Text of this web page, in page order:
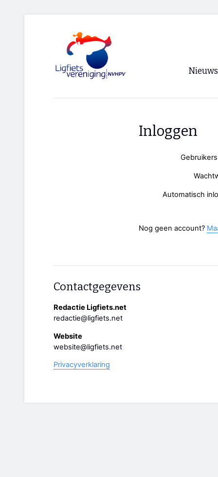
Nieuws
Inloggen
Automatisch
Nog geen account?
Contactgegevens
Redactie Ligfiets.net
redactie@ligfiets.net
Website
website@ligfiets.net
Privacyverklaring